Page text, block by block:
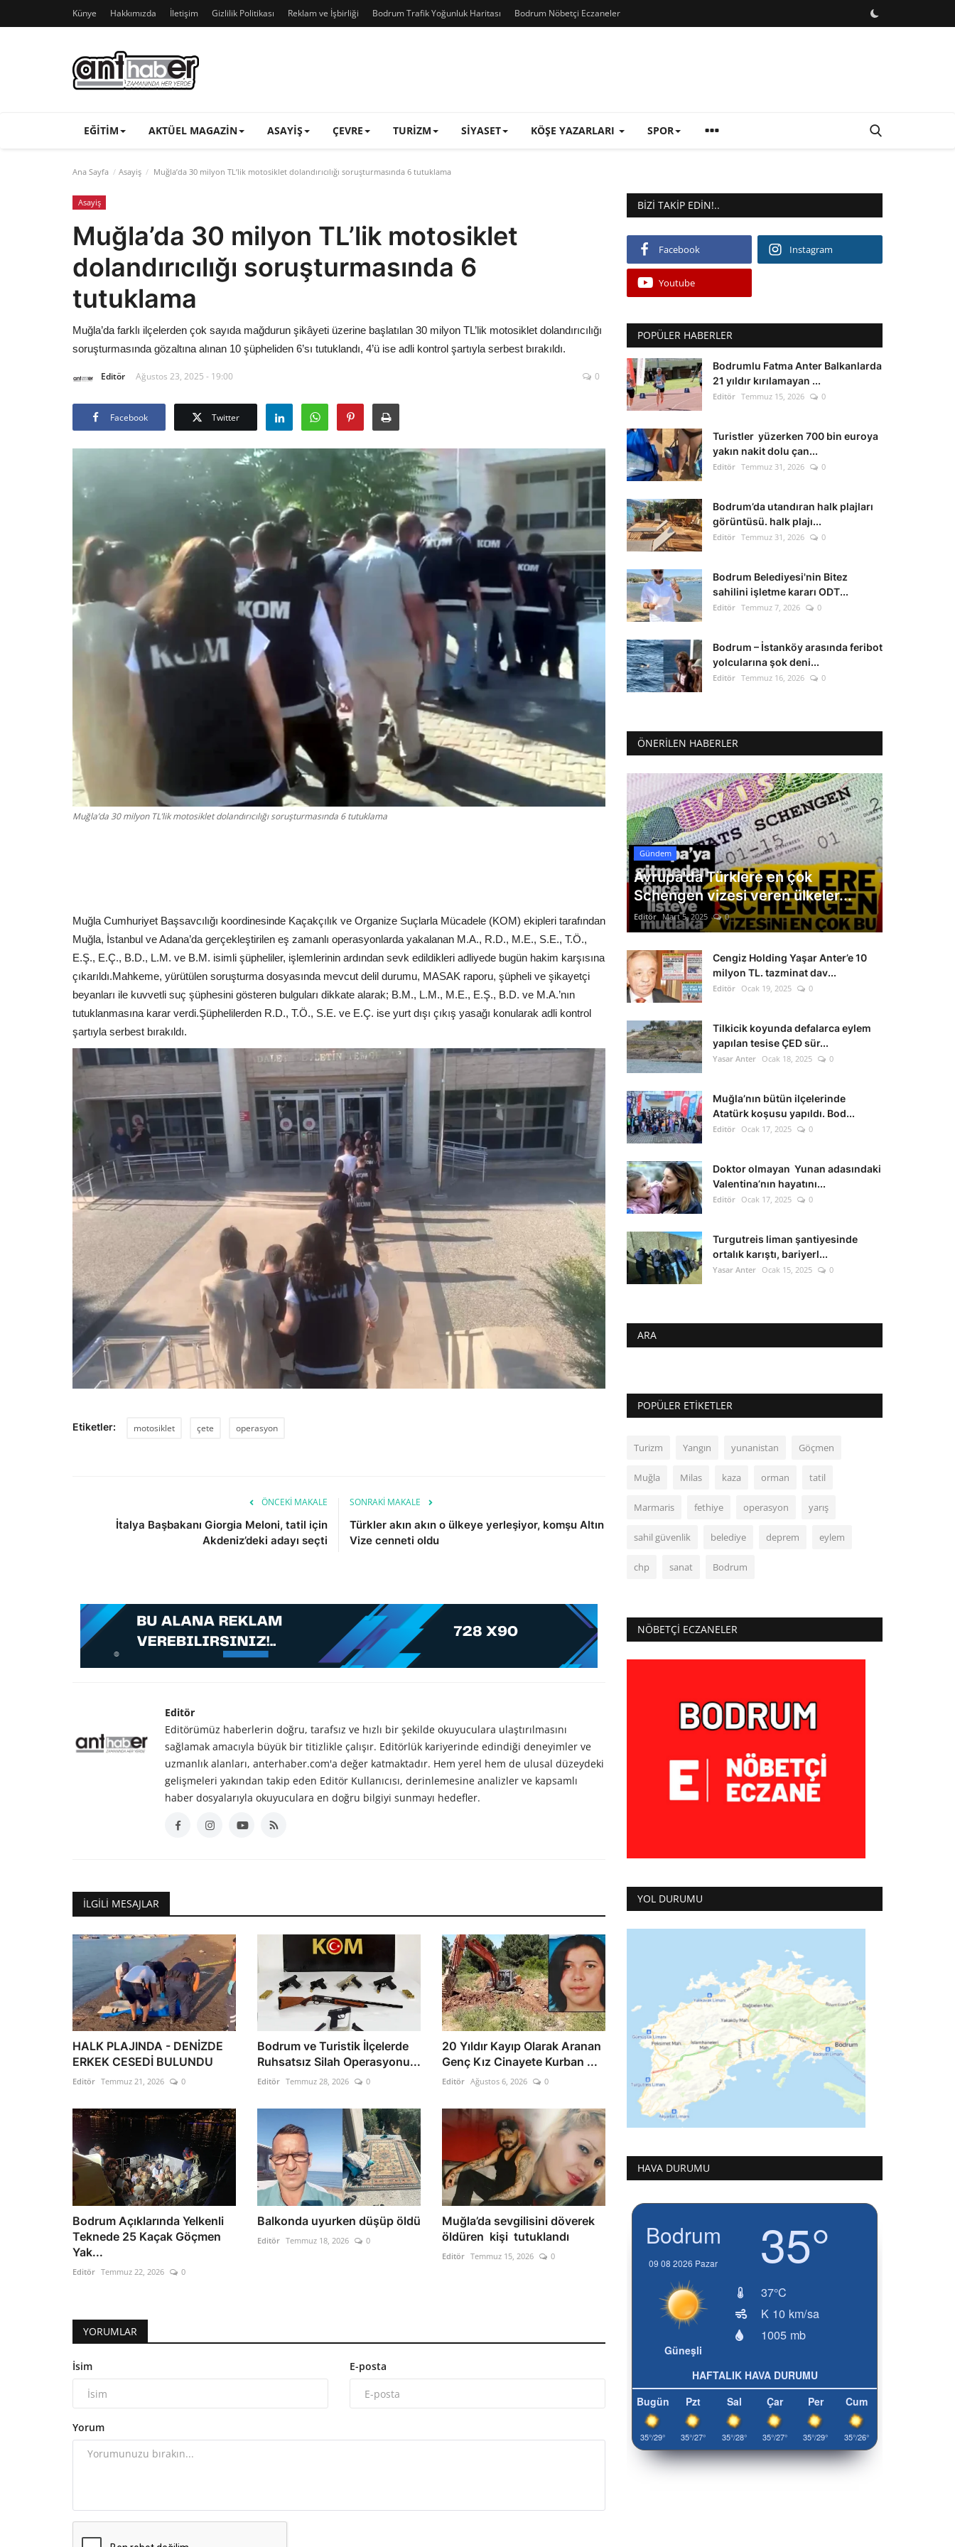
Künye Hakkımızda İletişim Gizlilik Politikası Reklam ve İşbirliği Bodrum Trafik Yoğunluk Haritası Bodrum Nöbetçi Eczaneler
EĞITIM AKTÜEL MAGAZIN ASAYIŞ ÇEVRE TURIZM SIYASET KÖŞE YAZARLARI SPOR
Ana Sayfa Asayiş Muğla’da 30 milyon TL’lik motosiklet dolandırıcılığı soruşturmasında 6 tutuklama
Asayiş
Muğla’da 30 milyon TL’lik motosiklet
dolandırıcılığı soruşturmasında 6
tutuklama
Muğla’da farklı ilçelerden çok sayıda mağdurun şikâyeti üzerine başlatılan 30 milyon TL’lik motosiklet dolandırıcılığı
soruşturmasında gözaltına alınan 10 şüpheliden 6’sı tutuklandı, 4’ü ise adli kontrol şartıyla serbest bırakıldı.
Editör Ağustos 23, 2025 - 19:00 0
Facebook Twitter
Muğla’da 30 milyon TL’lik motosiklet dolandırıcılığı soruşturmasında 6 tutuklama
Muğla Cumhuriyet Başsavcılığı koordinesinde Kaçakçılık ve Organize Suçlarla Mücadele (KOM) ekipleri tarafından
Muğla, İstanbul ve Adana’da gerçekleştirilen eş zamanlı operasyonlarda yakalanan M.A., R.D., M.E., S.E., T.Ö.,
E.Ş., E.Ç., B.D., L.M. ve B.M. isimli şüpheliler, işlemlerinin ardından sevk edildikleri adliyede bugün hakim karşısına
çıkarıldı.Mahkeme, yürütülen soruşturma dosyasında mevcut delil durumu, MASAK raporu, şüpheli ve şikayetçi
beyanları ile kuvvetli suç şüphesini gösteren bulguları dikkate alarak; B.M., L.M., M.E., E.Ş., B.D. ve M.A.’nın
tutuklanmasına karar verdi.Şüphelilerden R.D., T.Ö., S.E. ve E.Ç. ise yurt dışı çıkış yasağı konularak adli kontrol
şartıyla serbest bırakıldı.
Etiketler: motosiklet çete operasyon
ÖNCEKI MAKALE
İtalya Başbakanı Giorgia Meloni, tatil için
Akdeniz’deki adayı seçti
SONRAKI MAKALE
Türkler akın akın o ülkeye yerleşiyor, komşu Altın
Vize cenneti oldu
Editör
Editörümüz haberlerin doğru, tarafsız ve hızlı bir şekilde okuyuculara ulaştırılmasını
sağlamak amacıyla büyük bir titizlikle çalışır. Editörlük kariyerinde edindiği deneyimler ve
uzmanlık alanları, anterhaber.com'a değer katmaktadır. Hem yerel hem de ulusal düzeydeki
gelişmeleri yakından takip eden Editör Kullanıcısı, derinlemesine analizler ve kapsamlı
haber dosyalarıyla okuyuculara en doğru bilgiyi sunmayı hedefler.
İLGILI MESAJLAR
HALK PLAJINDA - DENİZDE
ERKEK CESEDİ BULUNDU
Editör Temmuz 21, 2026 0
Bodrum ve Turistik İlçelerde
Ruhsatsız Silah Operasyonu...
Editör Temmuz 28, 2026 0
20 Yıldır Kayıp Olarak Aranan
Genç Kız Cinayete Kurban ...
Editör Ağustos 6, 2026 0
Bodrum Açıklarında Yelkenli
Teknede 25 Kaçak Göçmen
Yak...
Editör Temmuz 22, 2026 0
Balkonda uyurken düşüp öldü
Editör Temmuz 18, 2026 0
Muğla’da sevgilisini döverek
öldüren kişi tutuklandı
Editör Temmuz 15, 2026 0
YORUMLAR
İsim E-posta
Yorum
BIZI TAKIP EDIN!..
Facebook Instagram
Youtube
POPÜLER HABERLER
Bodrumlu Fatma Anter Balkanlarda
21 yıldır kırılamayan ...
Editör Temmuz 15, 2026 0
Turistler yüzerken 700 bin euroya
yakın nakit dolu çan...
Editör Temmuz 31, 2026 0
Bodrum’da utandıran halk plajları
görüntüsü. halk plajı...
Editör Temmuz 31, 2026 0
Bodrum Belediyesi'nin Bitez
sahilini işletme kararı ODT...
Editör Temmuz 7, 2026 0
Bodrum – İstanköy arasında feribot
yolcularına şok deni...
Editör Temmuz 16, 2026 0
ÖNERILEN HABERLER
Gündem
Avrupa'da Türklere en çok
Schengen vizesi veren ülkeler...
Editör Mart 5, 2025 0
Cengiz Holding Yaşar Anter’e 10
milyon TL. tazminat dav...
Editör Ocak 19, 2025 0
Tilkicik koyunda defalarca eylem
yapılan tesise ÇED sür...
Yasar Anter Ocak 18, 2025 0
Muğla’nın bütün ilçelerinde
Atatürk koşusu yapıldı. Bod...
Editör Ocak 17, 2025 0
Doktor olmayan Yunan adasındaki
Valentina’nın hayatını...
Editör Ocak 17, 2025 0
Turgutreis liman şantiyesinde
ortalık karıştı, bariyerl...
Yasar Anter Ocak 15, 2025 0
ARA
POPÜLER ETIKETLER
Turizm Yangın yunanistan Göçmen
Muğla Milas kaza orman tatil
Marmaris fethiye operasyon yarış
sahil güvenlik belediye deprem eylem
chp sanat Bodrum
NÖBETÇI ECZANELER
YOL DURUMU
HAVA DURUMU